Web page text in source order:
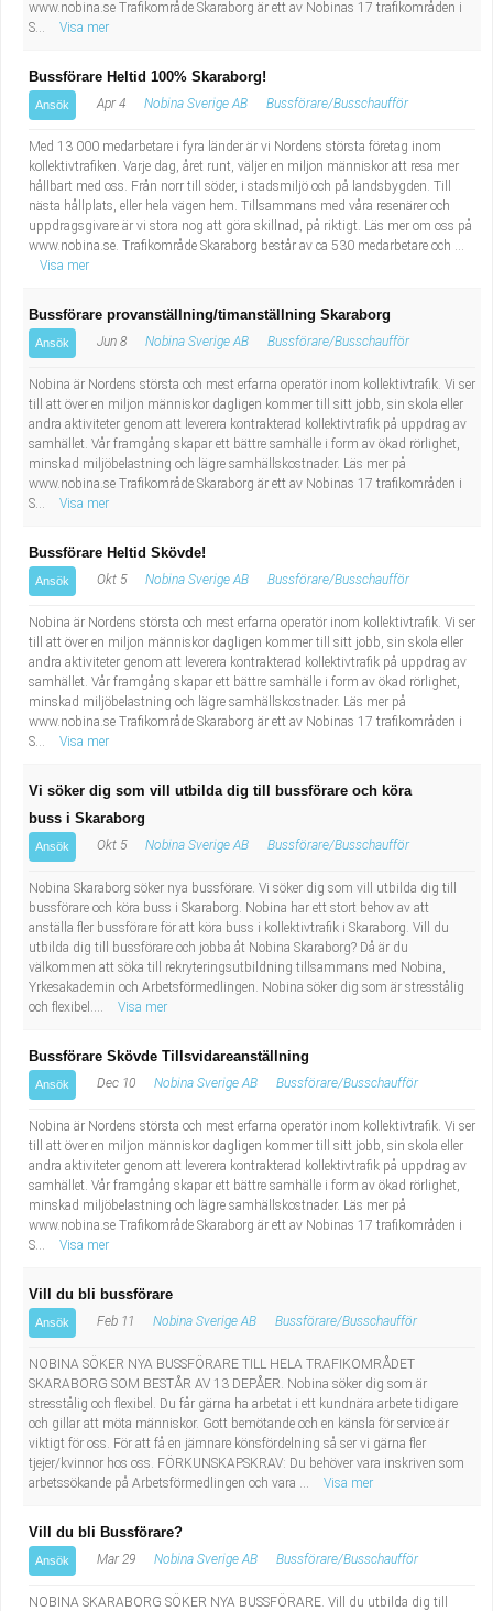
www.nobina.se Trafikområde Skaraborg är ett av Nobinas 17 trafikområden i
S...
Visa mer
Bussförare Heltid 100% Skaraborg!
Ansök Apr 4 Nobina Sverige AB Bussförare/Busschaufför
Med 13 000 medarbetare i fyra länder är vi Nordens största företag inom
kollektivtrafiken. Varje dag, året runt, väljer en miljon människor att resa mer
hållbart med oss. Från norr till söder, i stadsmiljö och på landsbygden. Till
nästa hållplats, eller hela vägen hem. Tillsammans med våra resenärer och
uppdragsgivare är vi stora nog att göra skillnad, på riktigt. Läs mer om oss på
www.nobina.se. Trafikområde Skaraborg består av ca 530 medarbetare och ...
Visa mer
Bussförare provanställning/timanställning Skaraborg
Ansök Jun 8 Nobina Sverige AB Bussförare/Busschaufför
Nobina är Nordens största och mest erfarna operatör inom kollektivtrafik. Vi ser
till att över en miljon människor dagligen kommer till sitt jobb, sin skola eller
andra aktiviteter genom att leverera kontrakterad kollektivtrafik på uppdrag av
samhället. Vår framgång skapar ett bättre samhälle i form av ökad rörlighet,
minskad miljöbelastning och lägre samhällskostnader. Läs mer på
www.nobina.se Trafikområde Skaraborg är ett av Nobinas 17 trafikområden i
S...
Visa mer
Bussförare Heltid Skövde!
Ansök Okt 5 Nobina Sverige AB Bussförare/Busschaufför
Nobina är Nordens största och mest erfarna operatör inom kollektivtrafik. Vi ser
till att över en miljon människor dagligen kommer till sitt jobb, sin skola eller
andra aktiviteter genom att leverera kontrakterad kollektivtrafik på uppdrag av
samhället. Vår framgång skapar ett bättre samhälle i form av ökad rörlighet,
minskad miljöbelastning och lägre samhällskostnader. Läs mer på
www.nobina.se Trafikområde Skaraborg är ett av Nobinas 17 trafikområden i
S...
Visa mer
Vi söker dig som vill utbilda dig till bussförare och köra
buss i Skaraborg
Ansök Okt 5 Nobina Sverige AB Bussförare/Busschaufför
Nobina Skaraborg söker nya bussförare. Vi söker dig som vill utbilda dig till
bussförare och köra buss i Skaraborg. Nobina har ett stort behov av att
anställa fler bussförare för att köra buss i kollektivtrafik i Skaraborg. Vill du
utbilda dig till bussförare och jobba åt Nobina Skaraborg? Då är du
välkommen att söka till rekryteringsutbildning tillsammans med Nobina,
Yrkesakademin och Arbetsförmedlingen. Nobina söker dig som är stresstålig
och flexibel....
Visa mer
Bussförare Skövde Tillsvidareanställning
Ansök Dec 10 Nobina Sverige AB Bussförare/Busschaufför
Nobina är Nordens största och mest erfarna operatör inom kollektivtrafik. Vi ser
till att över en miljon människor dagligen kommer till sitt jobb, sin skola eller
andra aktiviteter genom att leverera kontrakterad kollektivtrafik på uppdrag av
samhället. Vår framgång skapar ett bättre samhälle i form av ökad rörlighet,
minskad miljöbelastning och lägre samhällskostnader. Läs mer på
www.nobina.se Trafikområde Skaraborg är ett av Nobinas 17 trafikområden i
S...
Visa mer
Vill du bli bussförare
Ansök Feb 11 Nobina Sverige AB Bussförare/Busschaufför
NOBINA SÖKER NYA BUSSFÖRARE TILL HELA TRAFIKOMRÅDET
SKARABORG SOM BESTÅR AV 13 DEPÅER. Nobina söker dig som är
stresstålig och flexibel. Du får gärna ha arbetat i ett kundnära arbete tidigare
och gillar att möta människor. Gott bemötande och en känsla för service är
viktigt för oss. För att få en jämnare könsfördelning så ser vi gärna fler
tjejer/kvinnor hos oss. FÖRKUNSKAPSKRAV: Du behöver vara inskriven som
arbetssökande på Arbetsförmedlingen och vara ...
Visa mer
Vill du bli Bussförare?
Ansök Mar 29 Nobina Sverige AB Bussförare/Busschaufför
NOBINA SKARABORG SÖKER NYA BUSSFÖRARE. Vill du utbilda dig till